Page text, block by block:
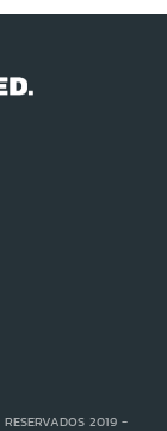
RESERVADOS 2019 -